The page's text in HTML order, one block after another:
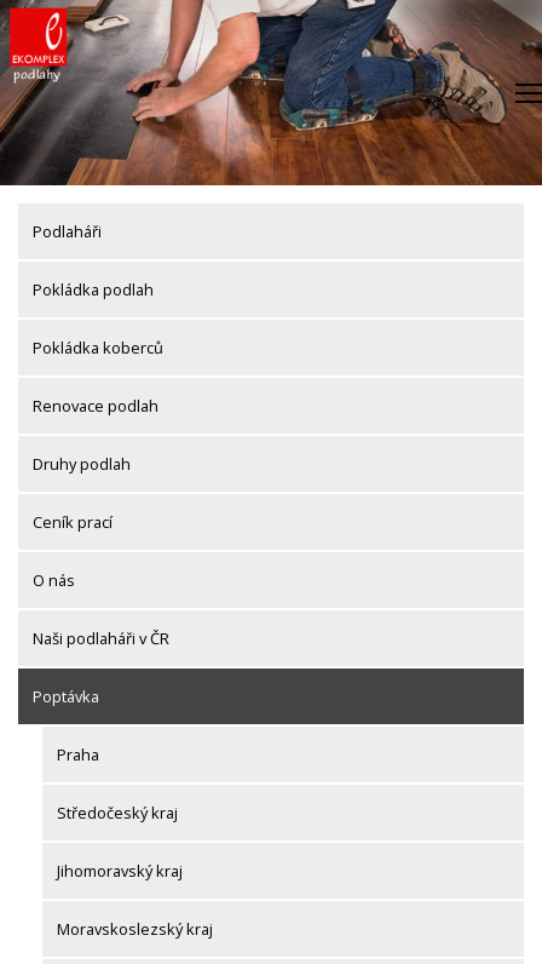
Skip
to
content
Podlaháři
Pokládka podlah
Pokládka koberců
Renovace podlah
Druhy podlah
Ceník prací
O nás
Naši podlaháři v ČR
Poptávka
Praha
Středočeský kraj
Jihomoravský kraj
Moravskoslezský kraj